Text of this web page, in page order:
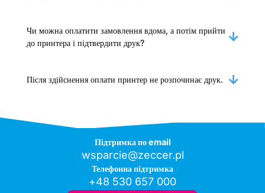
Чи можна оплатити замовлення вдома, а потім прийти
до принтера і підтвердити друк?
Після здійснення оплати принтер не розпочинає друк.
Підтримка по email
wsparcie@zeccer.pl
Телефонна підтримка
+48 530 657 000